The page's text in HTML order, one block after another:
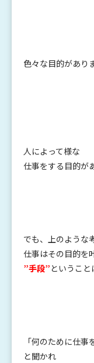
色々な目的があり
人によって様な
仕事をする目的が
でも、上のような
仕事はその目的を
”手段”ということ
「何のために仕事
と聞かれ